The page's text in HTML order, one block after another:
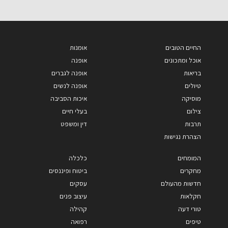
החיים הטובים
אוכל ומתכונים
בריאות
טיולים
מוסיקה
צילום
תרבות
הצהרת נגישות
אומנות
אופנה
אופנה לגברים
אופנה לנשים
איכות הסביבה
בעלי חיים
דין ומשפט
המומחים
מחקרים
חדשות מהעולם
חקלאות
טורי דעה
טיפים
כלכלה
ביטוח ופיננסים
עסקים
עיצוב פנים
קהילה
רפואה